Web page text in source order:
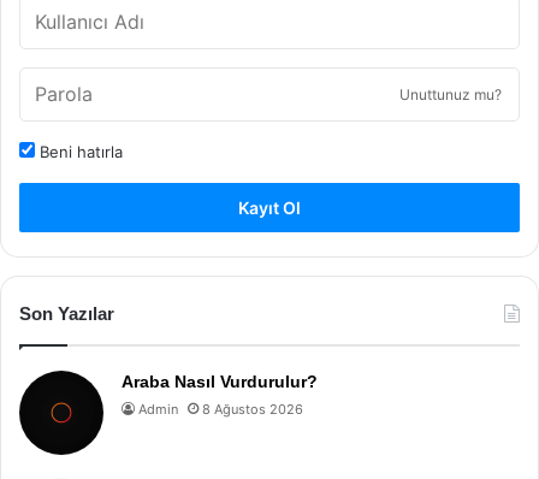
Unuttunuz mu?
Beni hatırla
Kayıt Ol
Son Yazılar
Araba Nasıl Vurdurulur?
Admin 8 Ağustos 2026